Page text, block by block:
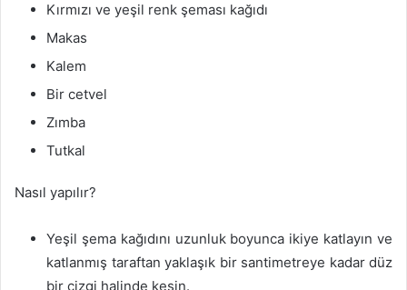
Kırmızı ve yeşil renk şeması kağıdı
Makas
Kalem
Bir cetvel
Zımba
Tutkal
Nasıl yapılır?
Yeşil şema kağıdını uzunluk boyunca ikiye katlayın ve
katlanmış taraftan yaklaşık bir santimetreye kadar düz
bir çizgi halinde kesin.